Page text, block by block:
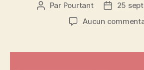
Auteur
Par Pourtant
Date
25
Aucun